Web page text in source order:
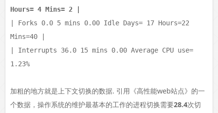
Hours= 4 Mins= 2 |
| Forks 0.0 5 mins 0.00 Idle Days= 17 Hours=22
Mins=40 |
| Interrupts 36.0 15 mins 0.00 Average CPU use=
1.23%
加粗的地方就是上下文切换的数据. 引用《高性能web站点》的一
个数据，操作系统的维护最基本的工作的进程切换需要28.4次切